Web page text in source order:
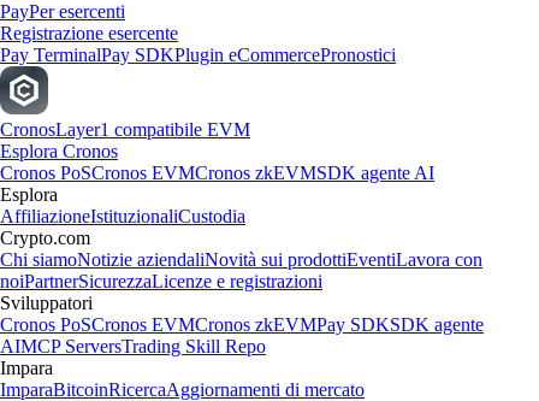
PayPer esercenti
Registrazione esercente
Pay TerminalPay SDKPlugin eCommercePronostici
CronosLayer1 compatibile EVM
Esplora Cronos
Cronos PoSCronos EVMCronos zkEVMSDK agente AI
Esplora
AffiliazioneIstituzionaliCustodia
Crypto.com
Chi siamoNotizie aziendaliNovità sui prodottiEventiLavora con
noiPartnerSicurezzaLicenze e registrazioni
Sviluppatori
Cronos PoSCronos EVMCronos zkEVMPay SDKSDK agente
AIMCP ServersTrading Skill Repo
Impara
ImparaBitcoinRicercaAggiornamenti di mercato